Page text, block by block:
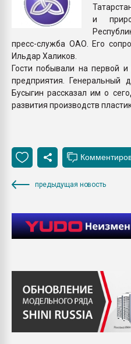
и
пресс-служба ОАО. Его
Ильдар Халиков.
Гости побывали на первой
предприятия. Генеральный
Бусыгин рассказал им о
развития производств
предыдущая новость